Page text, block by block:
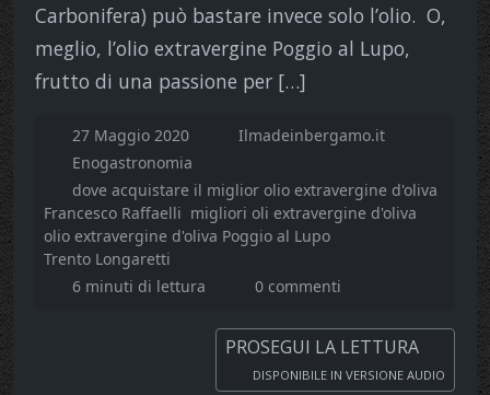
Carbonifera) può bastare invece solo l’olio. O,
meglio, l’olio extravergine Poggio al Lupo,
frutto di una passione per […]
27 Maggio 2020
Ilmadeinbergamo.it
Enogastronomia
dove acquistare il miglior olio extravergine d'oliva
Francesco Raffaelli migliori oli extravergine d'oliva
olio extravergine d'oliva Poggio al Lupo
Trento Longaretti
6 minuti di lettura
0 commenti
PROSEGUI LA LETTURA
DISPONIBILE IN VERSIONE AUDIO